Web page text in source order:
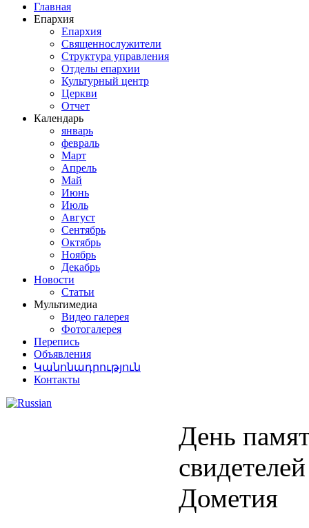
Главная
Епархия
Епархия
Священнослужители
Структура управления
Отделы епархии
Культурный центр
Церкви
Отчет
Календарь
январь
февраль
Март
Апрель
Май
Июнь
Июль
Август
Сентябрь
Октябрь
Ноябрь
Декабрь
Новости
Статьи
Мультимедиа
Видео галерея
Фотогалерея
Перепись
Объявления
Կանոնադրություն
Контакты
День
Дометия